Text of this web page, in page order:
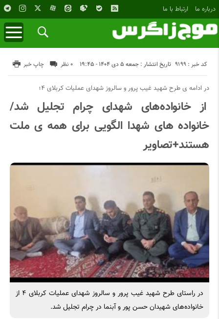
درباره ما ارتباط با ما
تاریخ انتشار : جمعه ۵ دی ۱۴۰۴ - ۱۹:۴۵ کد خبر : 9199 چاپ خبر ۰ نظر
در ادامه ی طرح شهید غیب پرور و سالروز شهدای عملیات کربلای ۴؛
از خانواده‌های شهدای چرام تجلیل شد/
خانواده های شهدا الگویی برای همه ی ملت
هستند+تصاویر
در راستای طرح شهید غیب پرور و سالروز شهدای عملیات کربلای ۴ از
خانواده‌های شهیدان حسن پور و آبنما در چرام تجلیل شد.